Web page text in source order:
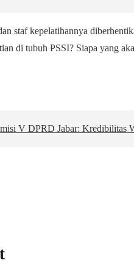
staf kepelatihannya
di tubuh PSSI? Siapa yang
V DPRD Jabar: Kredibilitas